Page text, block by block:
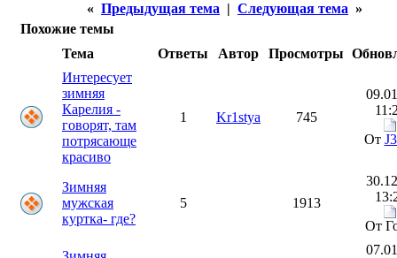
« Предыдущая тема | Следующая тема »
Похожие темы
Тема
Ответы Автор Просмотры
Интересует
зимняя
Карелия -
говорят, там
потрясающе
красиво
1 Kr1stya 745
От
Зимняя
мужская
куртка- где?
5 1913
От